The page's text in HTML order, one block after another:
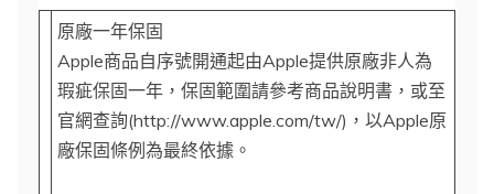
原廠一年保固
Apple商品自序號開通起由Apple提供原廠非人為
瑕疵保固一年，保固範圍請參考商品說明書，或至
官網查詢(http://www.apple.com/tw/)，以Apple原
廠保固條例為最終依據。